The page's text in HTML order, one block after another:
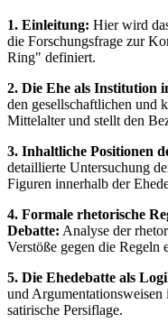
1. Einleitung: Hier wird
die Forschungsfrage zur
Ring" definiert.
2. Die Ehe als Institution
den gesellschaftlichen und
Mittelalter und stellt den
3. Inhaltliche Positionen
detaillierte Untersuchung
Figuren innerhalb der
4. Formale rhetorische
Debatte: Analyse der
Verstöße gegen die Regeln
5. Die Ehedebatte als
und
satirische Persiflage.